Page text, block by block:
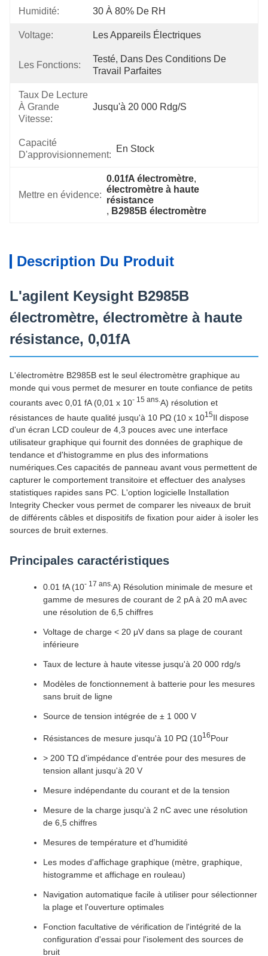
Humidité: 30 À 80% De RH
Voltage: Les Appareils Électriques
Les Fonctions:
Testé, Dans Des Conditions De
Travail Parfaites
Taux De Lecture
À Grande
Vitesse:
Jusqu'à 20 000 Rdg/s
Capacité
D'approvisionnement:
En Stock
Mettre en évidence:
0.01fA électromètre,
électromètre à haute
résistance
, B2985B électromètre
Description Du Produit
L'agilent Keysight B2985B
électromètre, électromètre à haute
résistance, 0,01fA
L'électromètre B2985B est le seul électromètre graphique au
monde qui vous permet de mesurer en toute confiance de petits
courants avec 0,01 fA (0,01 x 10- 15 ans. A) résolution et
résistances de haute qualité jusqu'à 10 PΩ (10 x 1015Il dispose
d'un écran LCD couleur de 4,3 pouces avec une interface
utilisateur graphique qui fournit des données de graphique de
tendance et d'histogramme en plus des informations
numériques.Ces capacités de panneau avant vous permettent de
capturer le comportement transitoire et effectuer des analyses
statistiques rapides sans PC. L'option logicielle Installation
Integrity Checker vous permet de comparer les niveaux de bruit
de différents câbles et dispositifs de fixation pour aider à isoler les
sources de bruit externes.
Principales caractéristiques
0.01 fA (10- 17 ans. A) Résolution minimale de mesure et
gamme de mesures de courant de 2 pA à 20 mA avec
une résolution de 6,5 chiffres
Voltage de charge < 20 μV dans sa plage de courant
inférieure
Taux de lecture à haute vitesse jusqu'à 20 000 rdg/s
Modèles de fonctionnement à batterie pour les mesures
sans bruit de ligne
Source de tension intégrée de ± 1 000 V
Résistances de mesure jusqu'à 10 PΩ (1016Pour
> 200 TΩ d'impédance d'entrée pour des mesures de
tension allant jusqu'à 20 V
Mesure indépendante du courant et de la tension
Mesure de la charge jusqu'à 2 nC avec une résolution
de 6,5 chiffres
Mesures de température et d'humidité
Les modes d'affichage graphique (mètre, graphique,
histogramme et affichage en rouleau)
Navigation automatique facile à utiliser pour sélectionner
la plage et l'ouverture optimales
Fonction facultative de vérification de l'intégrité de la
configuration d'essai pour l'isolement des sources de
bruit